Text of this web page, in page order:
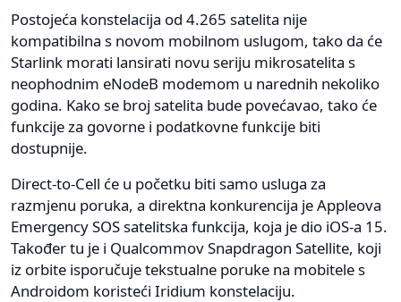
Postojeća konstelacija od 4.265 satelita nije
kompatibilna s novom mobilnom uslugom, tako da će
Starlink morati lansirati novu seriju mikrosatelita s
neophodnim eNodeB modemom u narednih nekoliko
godina. Kako se broj satelita bude povećavao, tako će
funkcije za govorne i podatkovne funkcije biti
dostupnije.
Direct-to-Cell će u početku biti samo usluga za
razmjenu poruka, a direktna konkurencija je Appleova
Emergency SOS satelitska funkcija, koja je dio iOS-a 15.
Također tu je i Qualcommov Snapdragon Satellite, koji
iz orbite isporučuje tekstualne poruke na mobitele s
Androidom koristeći Iridium konstelaciju.